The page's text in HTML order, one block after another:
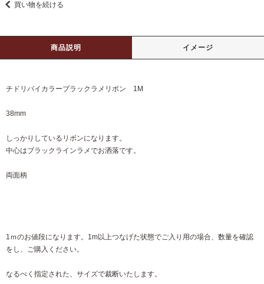
買い物を続ける
商品説明 イメージ
チドリバイカラーブラックラメリボン 1M
38mm
しっかりしているリボンになります。
中心はブラックラインラメでお洒落です。
両面柄
1ｍのお値段になります。1m以上つなげた状態でご入り用の場合、数量を確認
をし、ご購入ください。
なるべく指定された、サイズで裁断いたします。